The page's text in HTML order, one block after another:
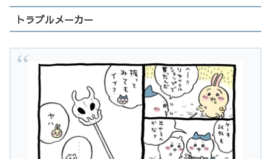
トラブルメーカー